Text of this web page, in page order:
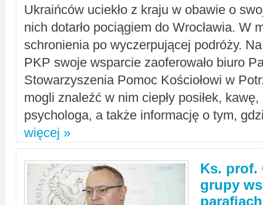
Ukraińców uciekło z kraju w obawie o
nich dotarło pociągiem do Wrocławia. W
schronienia po wyczerpującej podróży.
PKP swoje wsparcie zaoferowało biuro
Stowarzyszenia Pomoc Kościołowi w
mogli znaleźć w nim ciepły posiłek,
psychologa, a także informację o tym,
więcej »
Ks. prof.
grupy
parafiach